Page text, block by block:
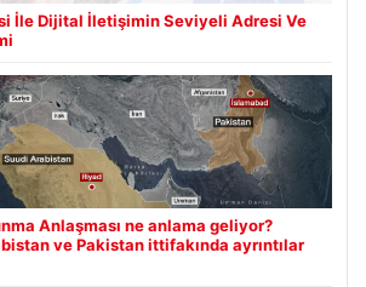
İle Dijital İletişimin Seviyeli Adresi Ve
Anlaşması ne anlama geliyor?
ve Pakistan ittifakında ayrıntılar